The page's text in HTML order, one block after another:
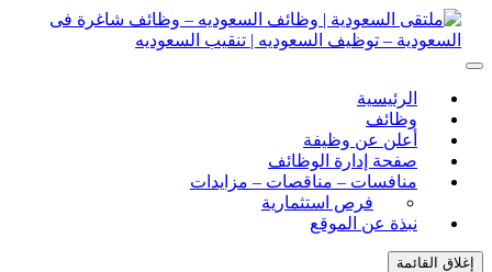
– توظيف السعوديه | تنقيب السعوديه
السعوديه | تنقيب السعوديه
الرئيسية
وظائف
أعلن عن وظيفة
صفحة إدارة الوظائف
منافسات – مناقصات – مزايدات
فرص استثمارية
نبذة عن الموقع
القائمة